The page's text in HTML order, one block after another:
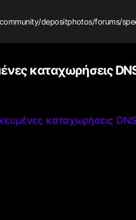
/depositphotos/forums/
καταχωρήσεις
καταχωρήσεις